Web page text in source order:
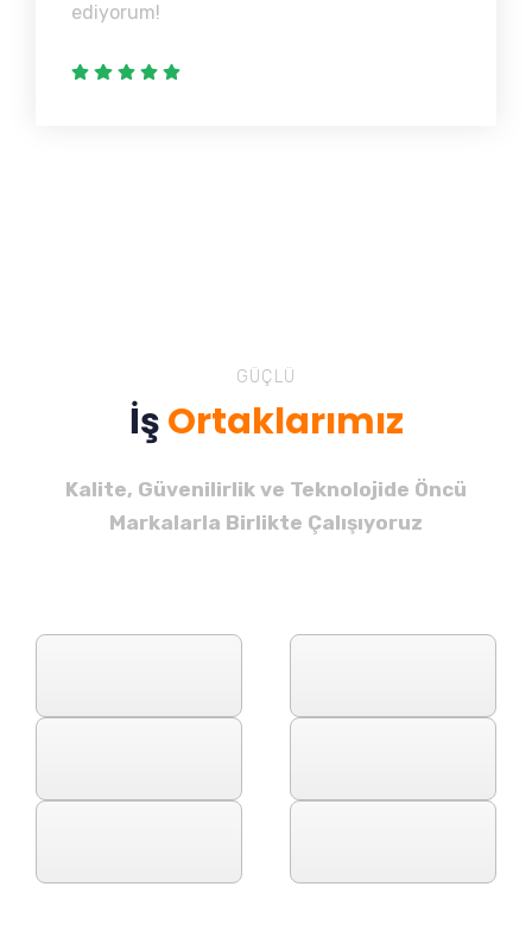
ediyorum!
GÜÇLÜ
İşOrtaklarımız
Kalite, Güvenilirlik ve Teknolojide Öncü
Markalarla Birlikte Çalışıyoruz